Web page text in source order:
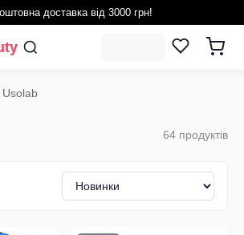
доставка від 3000 грн!
Usolab
64 продуктів